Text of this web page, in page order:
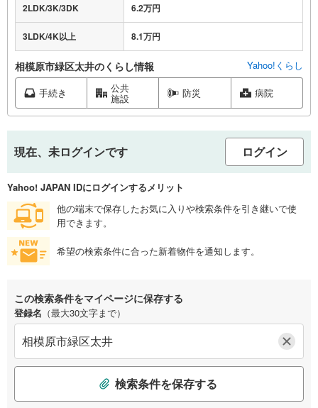
2LDK/3K/3DK 6.2万円
3LDK/4K以上 8.1万円
相模原市緑区太井のくらし情報 Yahoo!くらし
手続き 公共
施設 防災 病院
現在、未ログインです ログイン
Yahoo! JAPAN IDにログインするメリット
他の端末で保存したお気に入りや検索条件を引き継いで使
用できます。
希望の検索条件に合った新着物件を通知します。
この検索条件をマイページに保存する
登録名 （最大30文字まで）
検索条件を保存する